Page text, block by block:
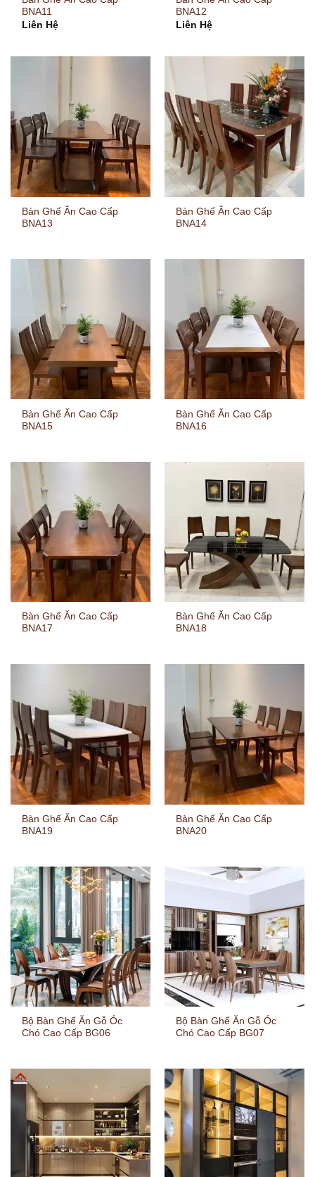
BNA11
Liên Hệ
BNA12
Liên Hệ
Bàn Ghế Ăn Cao Cấp
BNA13
Bàn Ghế Ăn Cao Cấp
BNA14
Bàn Ghế Ăn Cao Cấp
BNA15
Bàn Ghế Ăn Cao Cấp
BNA16
Bàn Ghế Ăn Cao Cấp
BNA17
Bàn Ghế Ăn Cao Cấp
BNA18
Bàn Ghế Ăn Cao Cấp
BNA19
Bàn Ghế Ăn Cao Cấp
BNA20
Bộ Bàn Ghế Ăn Gỗ Óc
Chó Cao Cấp BG06
Bộ Bàn Ghế Ăn Gỗ Óc
Chó Cao Cấp BG07